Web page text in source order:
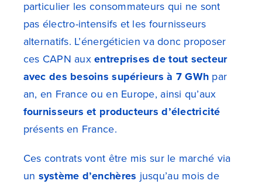
particulier les consommateurs qui ne sont
pas électro-intensifs et les fournisseurs
alternatifs. L’énergéticien va donc proposer
ces CAPN auxentreprises de tout secteur
avec des besoins supérieurs à 7 GWh par
an, en France ou en Europe, ainsi qu’aux
fournisseurs et producteurs d’électricité
présents en France.
Ces contrats vont être mis sur le marché via
un système d’enchères jusqu’au mois de